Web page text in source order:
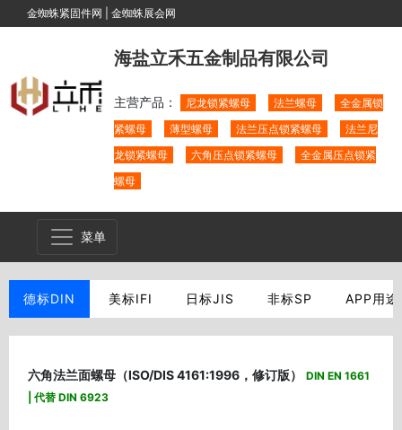
金蜘蛛紧固件网 金蜘蛛展会网
海盐立禾五金制品有限公司
主营产品： 尼龙锁紧螺母 法兰螺母
全金属锁
紧螺母
薄型螺母 法兰压点锁紧螺母
法兰尼
龙锁紧螺母
六角压点锁紧螺母
全金属压点锁紧
螺母
菜单
德标DIN 美标IFI 日标JIS 非标SP APP用途
六角法兰面螺母（ISO/DIS 4161:1996，修订版）
DIN EN 1661
| 代替 DIN 6923